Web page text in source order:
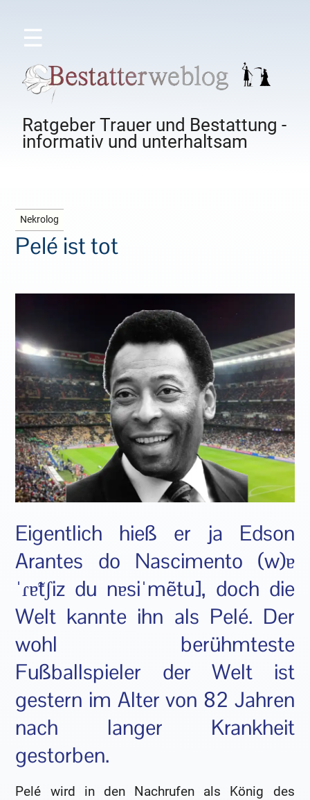
☰
Ratgeber Trauer und Bestattung -
informativ und unterhaltsam
Nekrolog
Pelé ist tot
Eigentlich hieß er ja Edson
Arantes do Nascimento (w)ɐ
ˈɾɐ̃tʃiz du nɐsiˈmẽtu], doch die
Welt kannte ihn als Pelé. Der
wohl berühmteste
Fußballspieler der Welt ist
gestern im Alter von 82 Jahren
nach langer Krankheit
gestorben.
Pelé wird in den Nachrufen als König des